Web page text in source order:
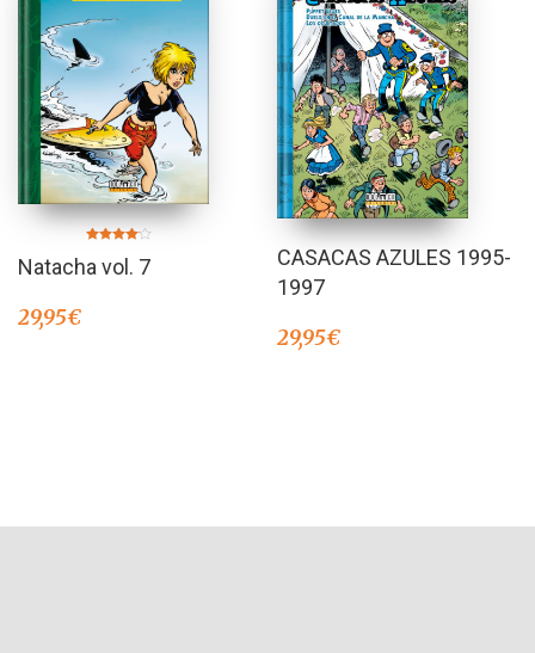
en
4.00
Natacha vol. 7
29,95€
CASACAS AZULES 1995-
1997
29,95€